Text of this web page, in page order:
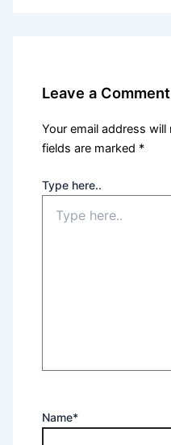
Leave a Comment
Your email address
fields are marked *
Type here..
Name*